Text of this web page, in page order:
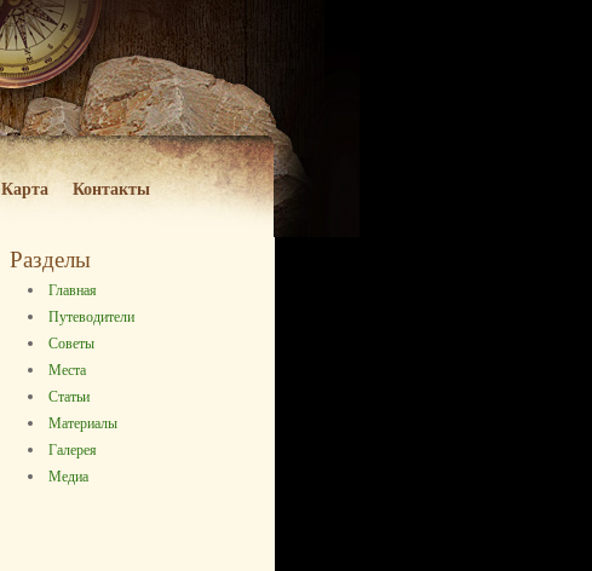
Карта Контакты
Разделы
Главная
Путеводители
Советы
Места
Статьи
Материалы
Галерея
Медиа